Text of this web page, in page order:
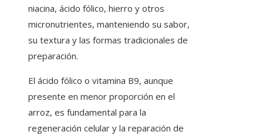
niacina, ácido fólico, hierro y otros
micronutrientes, manteniendo su sabor,
su textura y las formas tradicionales de
preparación.
El ácido fólico o vitamina B9, aunque
presente en menor proporción en el
arroz, es fundamental para la
regeneración celular y la reparación de